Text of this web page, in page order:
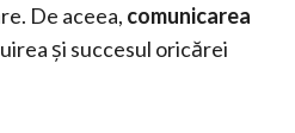
De aceea, comunicarea
și succesul oricărei